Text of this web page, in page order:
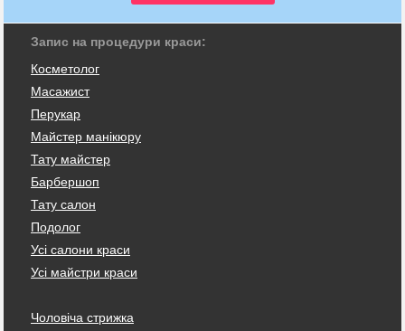
Запис на процедури краси:
Косметолог
Масажист
Перукар
Майстер манікюру
Тату майстер
Барбершоп
Тату салон
Подолог
Усі салони краси
Усі майстри краси
Чоловіча стрижка